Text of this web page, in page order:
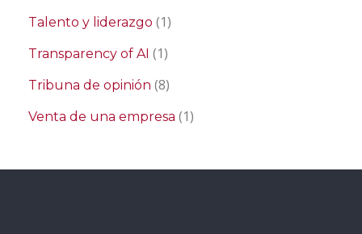
Talento y liderazgo (1)
Transparency of AI (1)
Tribuna de opinión (8)
Venta de una empresa (1)